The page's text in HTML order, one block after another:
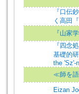
『口伝
く高田
『山家
『四念
基礎的
the 'Sz'-
≪師を
Eizan